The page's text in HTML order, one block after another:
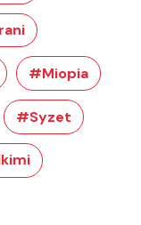
#Miopia
#Syzet